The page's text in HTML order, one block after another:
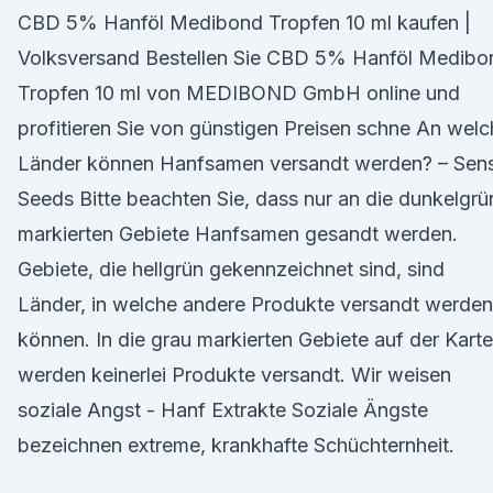
CBD 5% Hanföl Medibond Tropfen 10 ml kaufen |
Volksversand Bestellen Sie CBD 5% Hanföl
Tropfen 10 ml von MEDIBOND GmbH online und
profitieren Sie von günstigen Preisen schne An
Länder können Hanfsamen versandt werden? –
Seeds Bitte beachten Sie, dass nur an die
markierten Gebiete Hanfsamen gesandt werden.
Gebiete, die hellgrün gekennzeichnet sind, sind
Länder, in welche andere Produkte versandt werden
können. In die grau markierten Gebiete auf der Karte
werden keinerlei Produkte versandt. Wir weisen
soziale Angst - Hanf Extrakte Soziale Ängste
bezeichnen extreme, krankhafte Schüchternheit.